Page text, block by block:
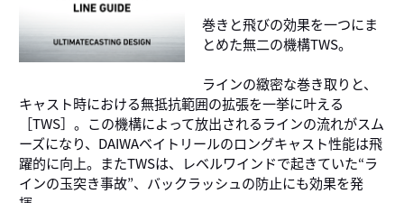
巻きと飛びの効果を一つにま
とめた無二の機構TWS。
ラインの緻密な巻き取りと、
キャスト時における無抵抗範囲の拡張を一挙に叶える
［TWS］。この機構によって放出されるラインの流れがスム
ーズになり、DAIWAベイトリールのロングキャスト性能は飛
躍的に向上。またTWSは、レベルワインドで起きていた“ラ
インの玉突き事故”、バックラッシュの防止にも効果を発